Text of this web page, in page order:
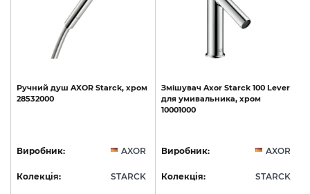
Ручний душ AXOR Starck, хром
28532000
Виробник: AXOR
Колекція: STARCK
Змішувач Axor Starck 100 Lever
для умивальника, хром
10001000
Виробник: AXOR
Колекція: STARCK